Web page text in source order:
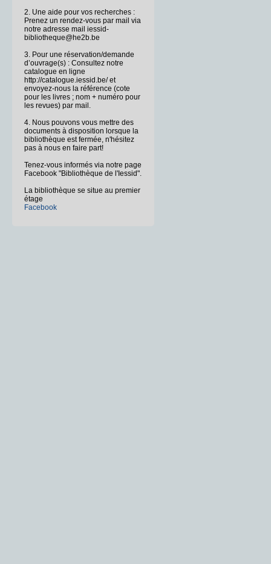
2. Une aide pour vos recherches :
Prenez un rendez-vous par mail via
notre adresse mail iessid-
bibliotheque@he2b.be
3. Pour une réservation/demande
d’ouvrage(s) : Consultez notre
catalogue en ligne
http://catalogue.iessid.be/ et
envoyez-nous la référence (cote
pour les livres ; nom + numéro pour
les revues) par mail.
4. Nous pouvons vous mettre des
documents à disposition lorsque la
bibliothèque est fermée, n'hésitez
pas à nous en faire part!
Tenez-vous informés via notre page
Facebook "Bibliothèque de l'Iessid".
La bibliothèque se situe au premier
étage
Facebook